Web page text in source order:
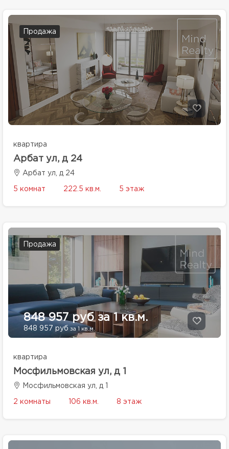
Продажа
квартира
Арбат ул, д 24
Арбат ул, д 24
5 комнат 222.5 кв.м. 5 этаж
Продажа
848 957 руб за 1 кв.м.
848 957 руб за 1 кв.м.
квартира
Мосфильмовская ул, д 1
Мосфильмовская ул, д 1
2 комнаты 106 кв.м. 8 этаж